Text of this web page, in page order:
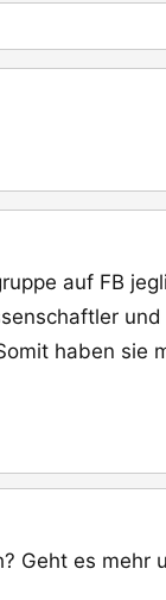
auf FB
haben sie
Geht es mehr